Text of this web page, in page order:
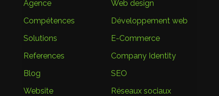
Agence
Compétences
Solutions
References
Blog
Website
Web design
Développement web
E-Commerce
Company Identity
SEO
Réseaux sociaux